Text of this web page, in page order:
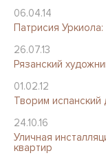
06.04.14
Патриcия
26.07.13
Рязанский
01.02.12
Творим
24.10.16
Уличная
квартир